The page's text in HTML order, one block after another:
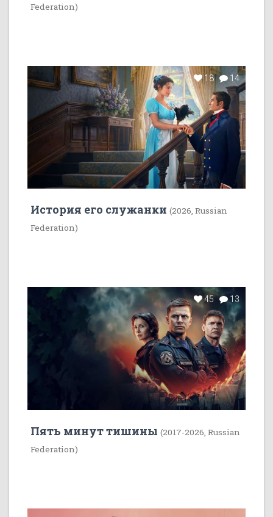
Federation)
18 14
История его служанки (2026, Russian
Federation)
45 13
Пять минут тишины (2017-2026, Russian
Federation)